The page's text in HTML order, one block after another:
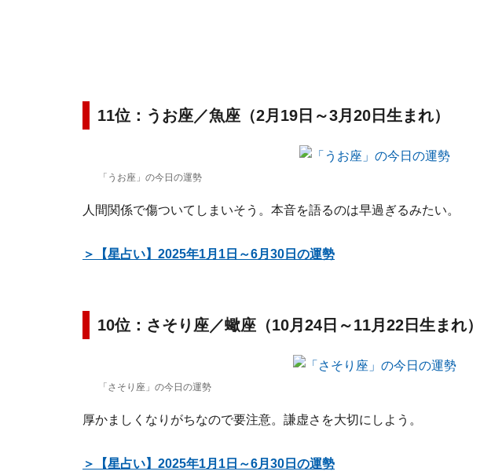
11位：うお座／魚座（2月19日～3月20日生まれ）
「うお座」の今日の運勢
人間関係で傷ついてしまいそう。本音を語るのは早過ぎるみたい。
＞【星占い】2025年1月1日～6月30日の運勢
10位：さそり座／蠍座（10月24日～11月22日生まれ）
「さそり座」の今日の運勢
厚かましくなりがちなので要注意。謙虚さを大切にしよう。
＞【星占い】2025年1月1日～6月30日の運勢